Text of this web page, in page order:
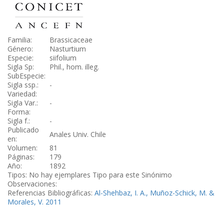
Familia:
Brassicaceae
Género:
Nasturtium
Especie:
siifolium
Sigla Sp:
Phil., hom. illeg.
SubEspecie:
Sigla ssp.:
-
Variedad:
Sigla Var.:
-
Forma:
Sigla f.:
-
Publicado
en:
Anales Univ. Chile
Volumen:
81
Páginas:
179
Año:
1892
Tipos: No hay ejemplares Tipo para este Sinónimo
Observaciones:
Referencias Bibliográficas: Al-Shehbaz, I. A., Muñoz-Schick, M. &
Morales, V. 2011